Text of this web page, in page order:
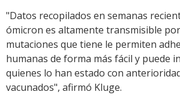
"Datos recopilados en semanas
ómicron es altamente transmisible
mutaciones que tiene le permiten
humanas de forma más fácil y puede
quienes lo han estado con
vacunados", afirmó Kluge.